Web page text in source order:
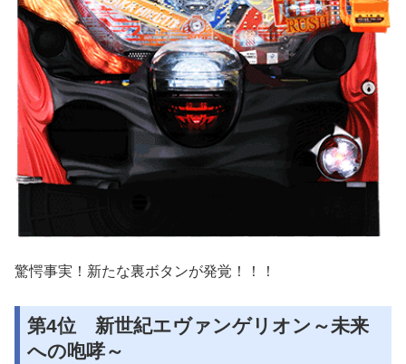
驚愕事実！新たな裏ボタンが発覚！！！
第4位 新世紀エヴァンゲリオン～未来
への咆哮～